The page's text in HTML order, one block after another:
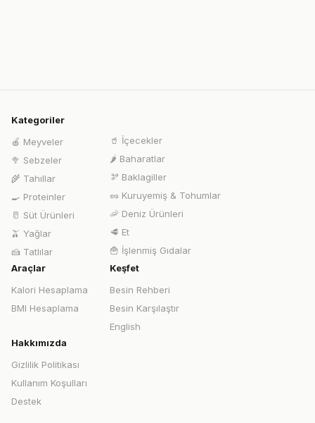
Kategoriler
🍎 Meyveler
🥦 Sebzeler
🌾 Tahıllar
🍳 Proteinler
🥛 Süt Ürünleri
🫒 Yağlar
🍰 Tatlılar
🥤 İçecekler
🌶️ Baharatlar
🫘 Baklagiller
🥜 Kuruyemiş & Tohumlar
🦐 Deniz Ürünleri
🥩 Et
🍟 İşlenmiş Gıdalar
Araçlar
Kalori Hesaplama
BMI Hesaplama
Keşfet
Besin Rehberi
Besin Karşılaştır
English
Hakkımızda
Gizlilik Politikası
Kullanım Koşulları
Destek